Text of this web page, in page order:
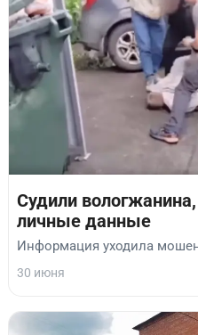
Судили
личные данные
Информация уходила
30 июня